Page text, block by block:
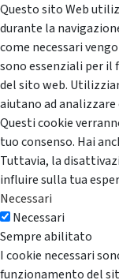
Questo sito Web
durante la
come necessari
sono essenziali per
del sito web.
aiutano ad
Questi cookie
tuo consenso. Hai
Tuttavia, la
influire sulla tua
Necessari
Necessari
Sempre abilitato
I cookie necessari
funzionamento del